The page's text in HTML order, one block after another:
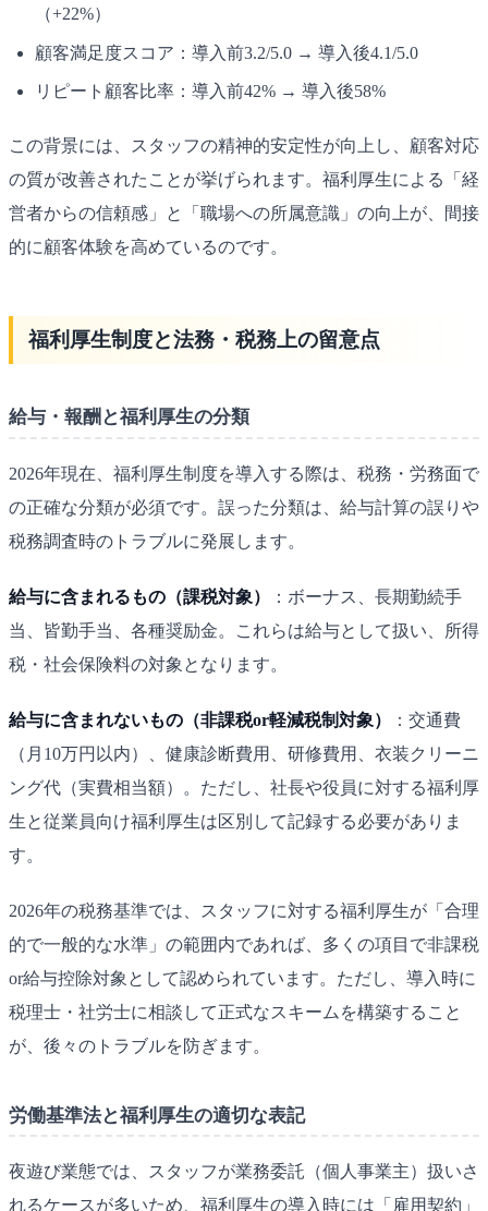
（+22%）
顧客満足度スコア：導入前3.2/5.0 → 導入後4.1/5.0
リピート顧客比率：導入前42% → 導入後58%
この背景には、スタッフの精神的安定性が向上し、顧客対応
の質が改善されたことが挙げられます。福利厚生による「経
営者からの信頼感」と「職場への所属意識」の向上が、間接
的に顧客体験を高めているのです。
福利厚生制度と法務・税務上の留意点
給与・報酬と福利厚生の分類
2026年現在、福利厚生制度を導入する際は、税務・労務面で
の正確な分類が必須です。誤った分類は、給与計算の誤りや
税務調査時のトラブルに発展します。
給与に含まれるもの（課税対象）
：ボーナス、長期勤続手
当、皆勤手当、各種奨励金。これらは給与として扱い、所得
税・社会保険料の対象となります。
給与に含まれないもの（非課税or軽減税制対象）
：交通費
（月10万円以内）、健康診断費用、研修費用、衣装クリーニ
ング代（実費相当額）。ただし、社長や役員に対する福利厚
生と従業員向け福利厚生は区別して記録する必要がありま
す。
2026年の税務基準では、スタッフに対する福利厚生が「合理
的で一般的な水準」の範囲内であれば、多くの項目で非課税
or給与控除対象として認められています。ただし、導入時に
税理士・社労士に相談して正式なスキームを構築すること
が、後々のトラブルを防ぎます。
労働基準法と福利厚生の適切な表記
夜遊び業態では、スタッフが業務委託（個人事業主）扱いさ
れるケースが多いため、福利厚生の導入時には「雇用契約」